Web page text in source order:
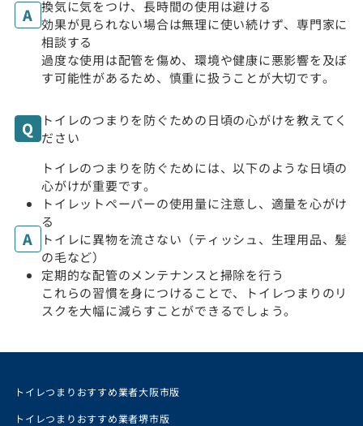
換気に気をつけ、長時間の使用は避ける
効果が見られない場合は無理に使い続けず、専門家に
相談する
過度な使用は配管を傷め、環境や健康に悪影響を及ぼ
す可能性があるため、慎重に扱うことが大切です。
トイレのつまりを防ぐための日頃の心がけを教えてく
ださい
トイレのつまりを防ぐためには、以下のような日頃の
心がけが重要です。
トイレットペーパーの使用量に注意し、適量を心がけ
る
トイレに異物を流さない（ティッシュ、生理用品、髪
の毛など）
定期的な配管のメンテナンスと掃除を行う
これらの習慣を身につけることで、トイレつまりのリ
スクを大幅に減らすことができるでしょう。
トイレつまりおすすめ業者大阪市版
トイレつまりおすすめ業者堺市版